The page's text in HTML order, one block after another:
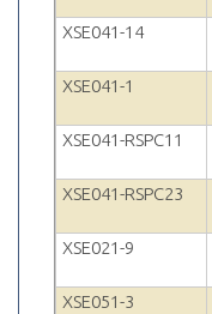
XSE041-14
XSE041-1
XSE041-RSPC11
XSE041-RSPC23
XSE021-9
XSE051-3